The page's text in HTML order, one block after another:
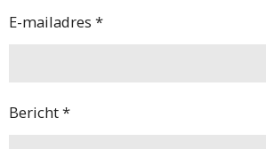
E-mailadres *
Bericht *